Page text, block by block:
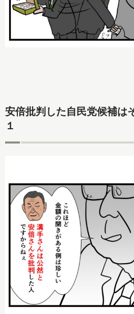
安倍批判した自民党候補は
１